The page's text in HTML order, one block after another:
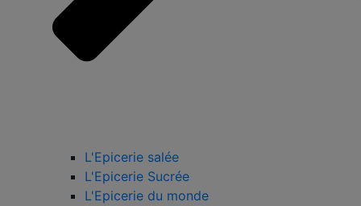
L'Epicerie salée
L'Epicerie Sucrée
L'Epicerie du monde